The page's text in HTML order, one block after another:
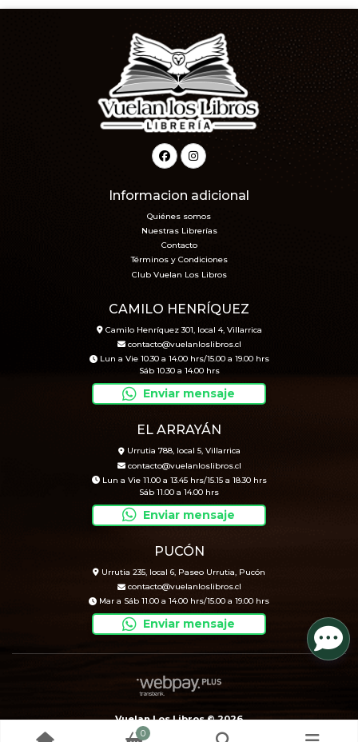
Informacion adicional
Quiénes somos
Nuestras Librerías
Contacto
Términos y Condiciones
Club Vuelan Los Libros
CAMILO HENRÍQUEZ
Camilo Henríquez 301, local 4, Villarrica
contacto@vuelanloslibros.cl
Lun a Vie 10.30 a 14.00 hrs/15.00 a 19.00 hrs
Sáb 10.30 a 14.00 hrs
Enviar mensaje
EL ARRAYÁN
Urrutia 788, local 5, Villarrica
contacto@vuelanloslibros.cl
Lun a Vie 11.00 a 13.45 hrs/15.15 a 18.30 hrs
Sáb 11.00 a 14.00 hrs
Enviar mensaje
PUCÓN
Urrutia 235, local 6, Paseo Urrutia, Pucón
contacto@vuelanloslibros.cl
Mar a Sáb 11.00 a 14.00 hrs/15.00 a 19.00 hrs
Enviar mensaje
Vuelan Los Libros © 2026
Creado por
Bsale
0